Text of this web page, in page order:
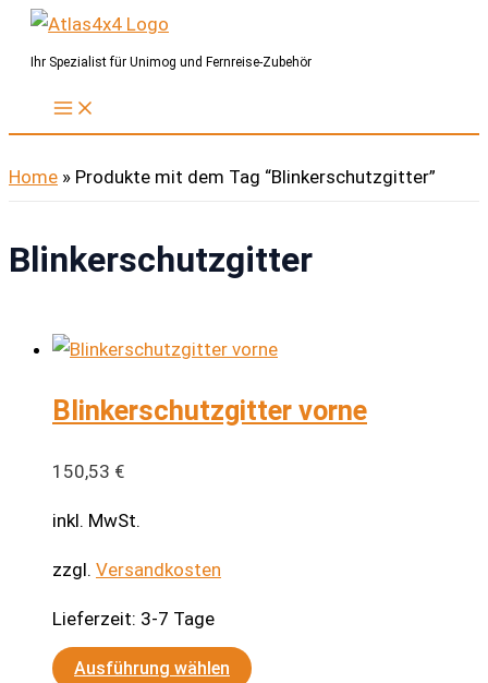
Zum
InhaltIhr Spezialist für Unimog und Fernreise-Zubehör
Home » Produkte mit dem Tag “Blinkerschutzgitter”
Blinkerschutzgitter
Blinkerschutzgitter vorne
150,53 €
inkl. MwSt.
zzgl. Versandkosten
Lieferzeit: 3-7 Tage
Ausführung wählen
Dieses